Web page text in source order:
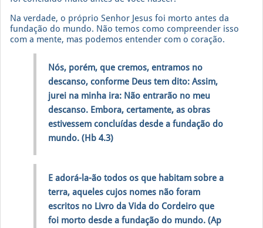
Na verdade, o próprio Senhor Jesus foi morto antes da
fundação do mundo. Não temos como compreender isso
com a mente, mas podemos entender com o coração.
Nós, porém, que cremos, entramos no
descanso, conforme Deus tem dito: Assim,
jurei na minha ira: Não entrarão no meu
descanso. Embora, certamente, as obras
estivessem concluídas desde a fundação do
mundo. (Hb 4.3)
E adorá-la-ão todos os que habitam sobre a
terra, aqueles cujos nomes não foram
escritos no Livro da Vida do Cordeiro que
foi morto desde a fundação do mundo. (Ap